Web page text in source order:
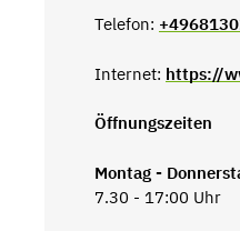
Telefon:
Internet: https://
Öffnungszeiten
Montag -
7.30 - 17:00 Uhr